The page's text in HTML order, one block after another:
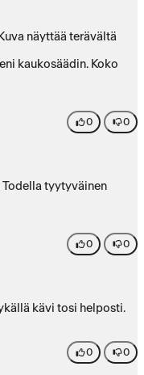
näyttää terävältä
kaukosäädin. Koko
0 0
Todella tyytyväinen
0 0
kävi tosi helposti.
0 0